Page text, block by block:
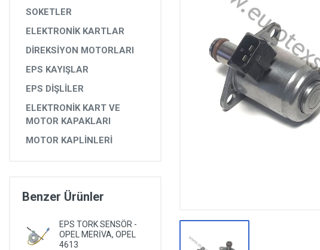
POMPALAR
POMPA YEDEK PARÇALARI
DİĞER YEDEK PARÇALAR
EPS YEDEK PARÇALARI
RULMANLAR
KÖRÜK VE KELEPÇELER
ALETLER VE ANAHTARLAR
SOKETLER
ELEKTRONİK KARTLAR
DİREKSİYON MOTORLARI
EPS KAYIŞLAR
EPS DİŞLİLER
ELEKTRONİK KART VE
MOTOR KAPAKLARI
MOTOR KAPLİNLERİ
Benzer Ürünler
EPS TORK SENSÖR -
OPEL MERİVA, OPEL
4613